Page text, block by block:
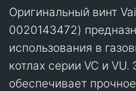
Оригинальный винт
0020143472)
использования в
котлах серии VC и
обеспечивает